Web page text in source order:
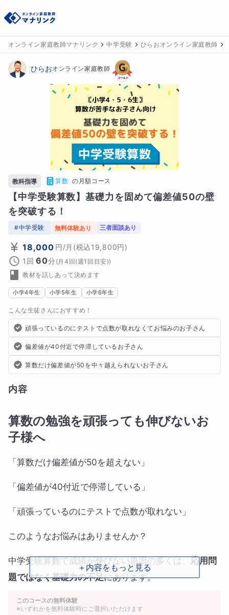
オンライン家庭教師マナリンク 中学受験 ひらおオンライン家庭教師
ひらおオンライン家庭教師
教科指導 算数 の 月額コース
【中学受験算数】基礎力を固めて偏差値50の壁
を突破する！
#中学受験 無料体験あり 三者面談あり
18,000 円/月 (税込19,800円)
1回 60分 (月4回(週1回目安))
教材を話しあって決めます
小学4年生 小学5年生 小学6年生
こんな生徒さんにおすすめ！
頑張っているのにテストで点数が取れなくてお悩みのお子さん
偏差値が40付近で停滞しているお子さん
算数だけ偏差値が50を中々越えられないお子さん
内容
算数の勉強を頑張っても伸びないお
子様へ
「算数だけ偏差値が50を超えない」
「偏差値が40付近で停滞している」
「頑張っているのにテストで点数が取れない」
このようなお悩みはありませんか？
中学受験算数で成績が伸びない原因の多くは、 応用問
題ではなく基礎力の不足にあります。
本コースでは、算数の土台となる考え方を丁寧に整理
＋内容をもっと見る
このコースの無料体験
※いずれかを無料体験時にご選択いただけます